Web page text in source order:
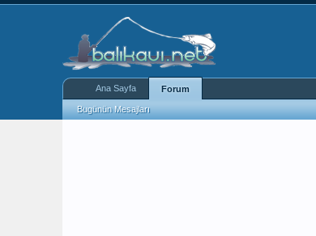
Ana Sayfa Forum
Bugünün Mesajları